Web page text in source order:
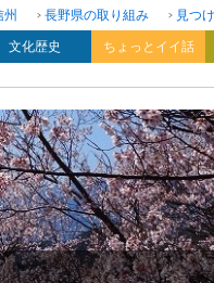
長野県の取り組み
見つ
文化歴史 ちょっとイイ話